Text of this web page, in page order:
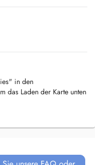
in den
das Laden der Karte unten